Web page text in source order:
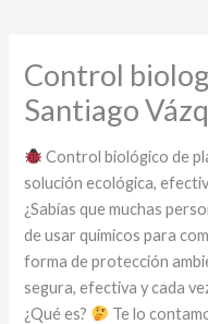
Control
Santiago
Control biológico de
solución ecológica,
¿Sabías que muchas
de usar químicos para
forma de protección
segura, efectiva y cada
¿Qué es?
Te lo